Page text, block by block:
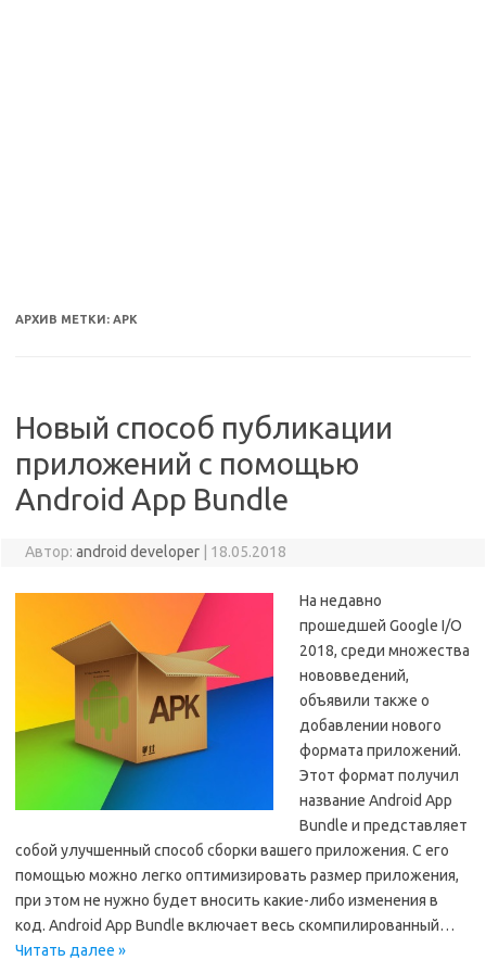
АРХИВ МЕТКИ: APK
Новый способ публикации
приложений с помощью
Android App Bundle
Автор: android developer 18.05.2018
На недавно
прошедшей Google I/O
2018, среди множества
нововведений,
объявили также о
добавлении нового
формата приложений.
Этот формат получил
название Android App
Bundle и представляет
собой улучшенный способ сборки вашего приложения. С его
помощью можно легко оптимизировать размер приложения,
при этом не нужно будет вносить какие-либо изменения в
код. Android App Bundle включает весь скомпилированный…
Читать далее »